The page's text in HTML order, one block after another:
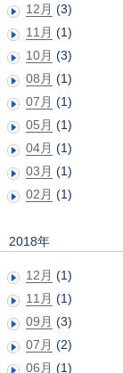
12月 (3)
11月 (1)
10月 (3)
08月 (1)
07月 (1)
05月 (1)
04月 (1)
03月 (1)
02月 (1)
2018年
12月 (1)
11月 (1)
09月 (3)
07月 (2)
06月 (1)